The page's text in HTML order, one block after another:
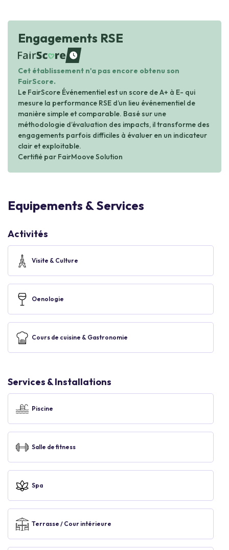
Engagements RSE
waiting
Cet établissement n'a pas encore obtenu son
FairScore.
Le FairScore Événementiel est un score de A+ à E- qui
mesure la performance RSE d’un lieu événementiel de
manière simple et comparable. Basé sur une
méthodologie d’évaluation des impacts, il transforme des
engagements parfois difficiles à évaluer en un indicateur
clair et exploitable.
Certifié par FairMoove Solution
Equipements & Services
Activités
Visite & Culture
Oenologie
Cours de cuisine & Gastronomie
Services & Installations
Piscine
Salle de fitness
Spa
Terrasse / Cour intérieure